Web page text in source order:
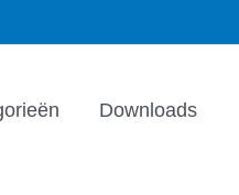
Downloads